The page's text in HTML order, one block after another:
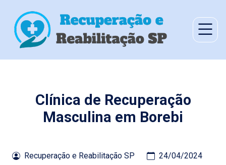
Clínica de Recuperação
Masculina em Borebi
Recuperação e Reabilitação SP 24/04/2024